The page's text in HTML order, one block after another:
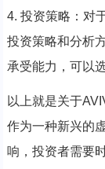
4. 投资策略：对
投资策略和分析
承受能力，可以
以上就是关于
作为一种新兴的
响，投资者需要